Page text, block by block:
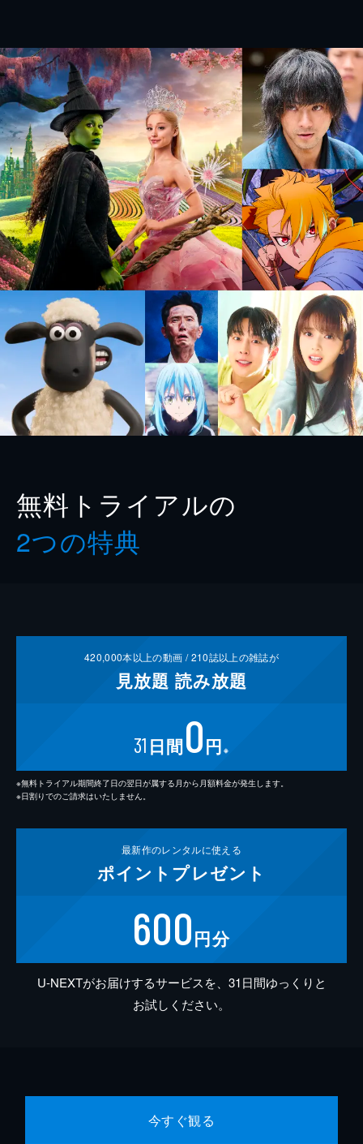
無料トライアルの
2つの特典
420,000本以上の動画 /210誌以上の雑誌が
見放題 読み放題
31 日間0円 ※
※無料トライアル期間終了日の翌日が属する月から月額料金が発生します。
※日割りでのご請求はいたしません。
最新作のレンタルに使える
ポイント プレゼント
600円分
U-NEXTがお届けするサービスを、31日間ゆっくりと
お試しください。
今すぐ観る